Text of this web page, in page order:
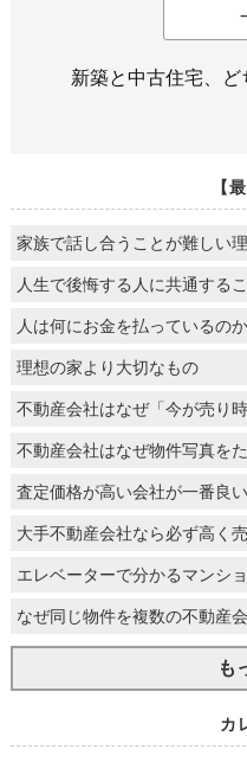
新築と中古住宅、
【
家族で話し合うことが難しい
人生で後悔する人に共通する
人は何にお金を払っているのか
理想の家より大切なもの
不動産会社はなぜ「今が売り
不動産会社はなぜ物件写真を
査定価格が高い会社が一番良
大手不動産会社なら必ず高く
エレベーターで分かるマンシ
なぜ同じ物件を複数の不動産
も
カ